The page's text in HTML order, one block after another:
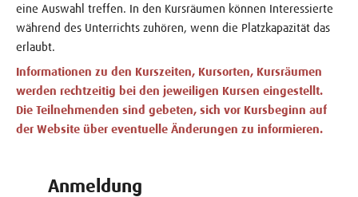
eine Auswahl treffen. In den Kursräumen können Interessierte
während des Unterrichts zuhören, wenn die Platzkapazität das
erlaubt.
Informationen zu den Kurszeiten, Kursorten, Kursräumen
werden rechtzeitig bei den jeweiligen Kursen eingestellt.
Die Teilnehmenden sind gebeten, sich vor Kursbeginn auf
der Website über eventuelle Änderungen zu informieren.
Anmeldung